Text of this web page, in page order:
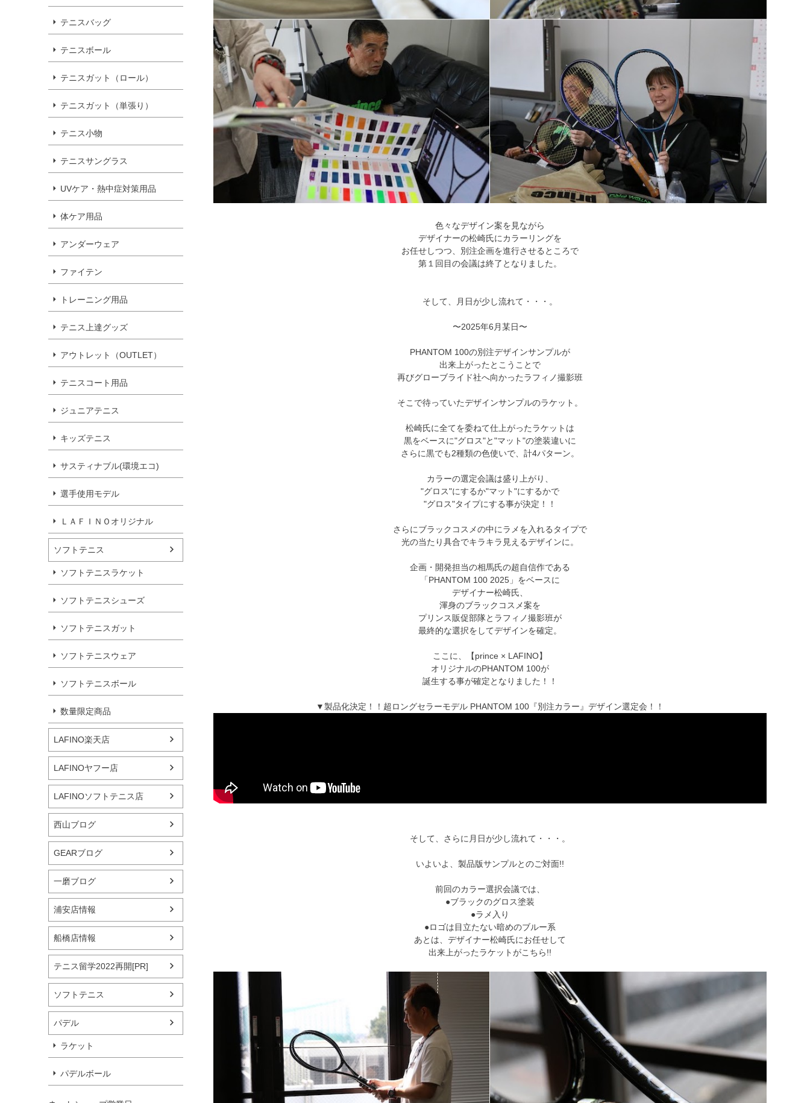
テニスバッグ
テニスボール
テニスガット（ロール）
テニスガット（単張り）
テニス小物
テニスサングラス
UVケア・熱中症対策用品
体ケア用品
アンダーウェア
ファイテン
トレーニング用品
テニス上達グッズ
アウトレット（OUTLET）
テニスコート用品
ジュニアテニス
キッズテニス
サスティナブル(環境エコ)
選手使用モデル
ＬＡＦＩＮＯオリジナル
ソフトテニス
ソフトテニスラケット
ソフトテニスシューズ
ソフトテニスガット
ソフトテニスウェア
ソフトテニスボール
数量限定商品
LAFINO楽天店
LAFINOヤフー店
LAFINOソフトテニス店
西山ブログ
GEARブログ
一磨ブログ
浦安店情報
船橋店情報
テニス留学2022再開[PR]
ソフトテニス
パデル
ラケット
パデルボール
色々なデザイン案を見ながら
デザイナーの松崎氏にカラーリングを
お任せしつつ、別注企画を進行させるところで
第１回目の会議は終了となりました。
そして、月日が少し流れて・・・。
〜2025年6月某日〜
PHANTOM 100の別注デザインサンプルが
出来上がったとこうことで
再びグローブライド社へ向かったラフィノ撮影班
そこで待っていたデザインサンプルのラケット。
松崎氏に全てを委ねて仕上がったラケットは
黒をベースに"グロス"と"マット"の塗装違いに
さらに黒でも2種類の色使いで、計4パターン。
カラーの選定会議は盛り上がり、
"グロス"にするか"マット"にするかで
"グロス"タイプにする事が決定！！
さらにブラックコスメの中にラメを入れるタイプで
光の当たり具合でキラキラ見えるデザインに。
企画・開発担当の相馬氏の超自信作である
「PHANTOM 100 2025」をベースに
デザイナー松崎氏、
渾身のブラックコスメ案を
プリンス販促部隊とラフィノ撮影班が
最終的な選択をしてデザインを確定。
ここに、【prince × LAFINO】
オリジナルのPHANTOM 100が
誕生する事が確定となりました！！
▼製品化決定！！超ロングセラーモデル PHANTOM 100『別注カラー』デザイン選定会！！
そして、さらに月日が少し流れて・・・。
いよいよ、製品版サンプルとのご対面!!
前回のカラー選択会議では、
●ブラックのグロス塗装
●ラメ入り
●ロゴは目立たない暗めのブルー系
あとは、デザイナー松崎氏にお任せして
出来上がったラケットがこちら!!